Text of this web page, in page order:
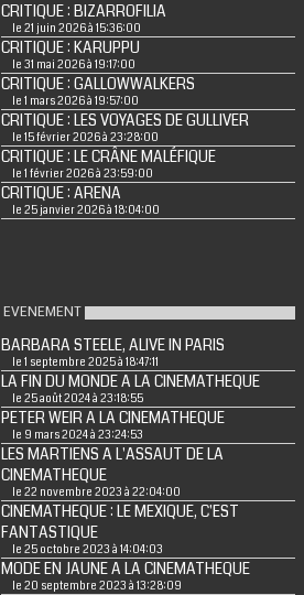
CRITIQUE : BIZARROFILIA
le 21 juin 2026 à 15:36:00
CRITIQUE : KARUPPU
le 31 mai 2026 à 19:17:00
CRITIQUE : GALLOWWALKERS
le 1 mars 2026 à 19:57:00
CRITIQUE : LES VOYAGES DE GULLIVER
le 15 février 2026 à 23:28:00
CRITIQUE : LE CRÂNE MALÉFIQUE
le 1 février 2026 à 23:59:00
CRITIQUE : ARENA
le 25 janvier 2026 à 18:04:00
EVENEMENT
BARBARA STEELE, ALIVE IN PARIS
le 1 septembre 2025 à 18:47:11
LA FIN DU MONDE A LA CINEMATHEQUE
le 25 août 2024 à 23:18:55
PETER WEIR A LA CINEMATHEQUE
le 9 mars 2024 à 23:24:53
LES MARTIENS A L'ASSAUT DE LA
CINEMATHEQUE
le 22 novembre 2023 à 22:04:00
CINEMATHEQUE : LE MEXIQUE, C'EST
FANTASTIQUE
le 25 octobre 2023 à 14:04:03
MODE EN JAUNE A LA CINEMATHEQUE
le 20 septembre 2023 à 13:28:09